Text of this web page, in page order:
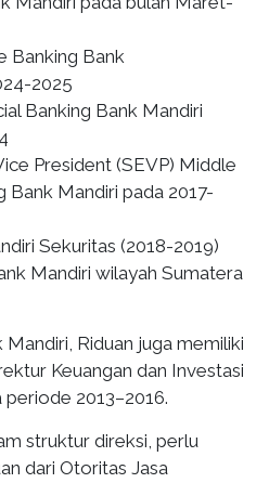
Banking Bank
2025
Banking Bank Mandiri
President (SEVP) Middle
Mandiri pada 2017-
Sekuritas (2018-2019)
Mandiri wilayah Sumatera
Riduan juga memiliki
Keuangan dan Investasi
periode 2013–2016.
struktur direksi, perlu
dari Otoritas Jasa